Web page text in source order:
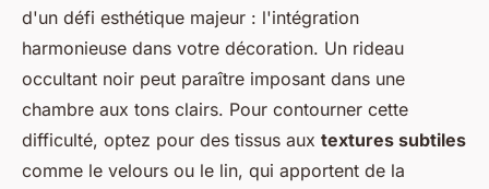
d'un défi esthétique majeur : l'intégration
harmonieuse dans votre décoration. Un rideau
occultant noir peut paraître imposant dans une
chambre aux tons clairs. Pour contourner cette
difficulté, optez pour des tissus aux textures subtiles
comme le velours ou le lin, qui apportent de la